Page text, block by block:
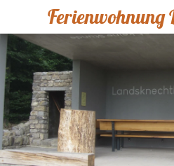
Hauptinhalt
springen
Ferienwohnung